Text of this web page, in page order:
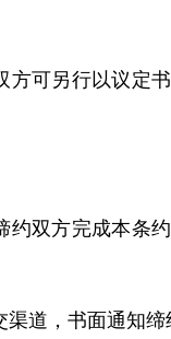
方可另行以议定
约双方完成本条
渠道，书面通知